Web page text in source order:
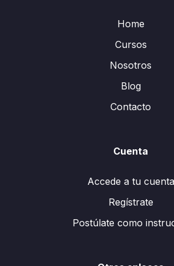
Home
Cursos
Nosotros
Blog
Contacto
Cuenta
Accede a tu cuenta
Regístrate
Postúlate como